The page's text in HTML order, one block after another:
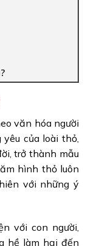
văn hóa người
của loài thỏ,
trở thành mẫu
hình thỏ luôn
với những ý
với con người,
hề làm hại đến